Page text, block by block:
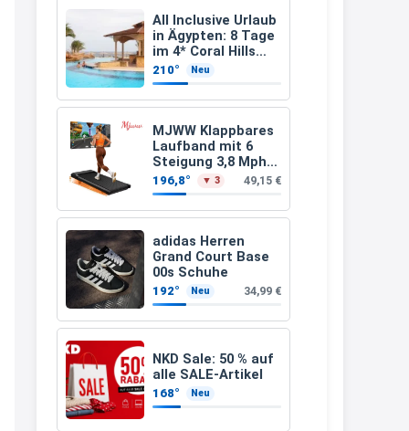
Apfelfaser)
All Inclusive Urlaub
in Ägypten: 8 Tage
im 4* Coral Hills
Resort Marsa Alam
inkl. Flüge ab 299 €
p.P.
210° Neu
MJWW Klappbares
Laufband mit 6
Steigung 3,8 Mph/6
Km/h Walking
196,8° ▼ 3 49,15 €
adidas Herren
Grand Court Base
00s Schuhe
192° Neu 34,99 €
NKD Sale: 50 % auf
alle SALE-Artikel
168° Neu
müsste schon stornieren und
nochmal bestellen, da man
Rabattcodes oder auch
Geschenkgutscheine im
Warenkorb oder an der Kasse
VOR dem Kauf einlösen kann.
17:06
↩
Och siche den Gutschein
fürmeggelebaguetts
Kerstin
Meggle bagett Gutschein code